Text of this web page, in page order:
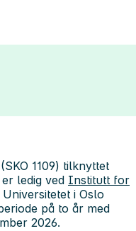
1109) tilknyttet
er ledig ved Institutt for
Universitetet i Oslo
på to år med
2026.